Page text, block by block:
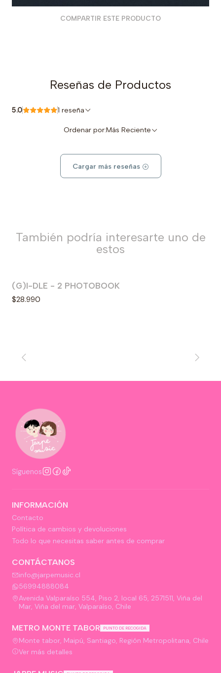
COMPARTIR ESTE PRODUCTO
Reseñas de Productos
5.0 1 reseña
Ordenar por:Más Reciente
Cargar más reseñas
También podría interesarte uno de
estos
Agotado
(G)I-DLE - 2 PHOTOBOOK
$28.990
Síguenos
INFORMACIÓN
Contacto
Política de cambios y devoluciones
Todo lo que necesitas saber antes de comprar
CONTÁCTANOS
info@jarpemusic.cl
56994888084
Avenida Valparaíso 554, Piso 2, local 65, 2571511, Viña del
Mar, Viña del mar, Valparaíso, Chile
METRO MONTE TABOR PUNTO DE RECOGIDA
Monte tabor, Maipú, Santiago, Región Metropolitana, Chile
Ver más detalles